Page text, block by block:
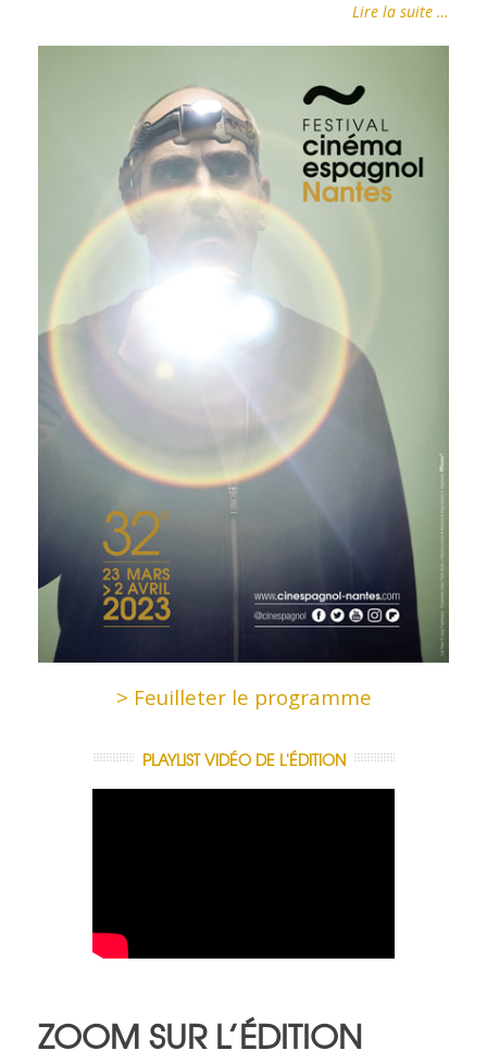
Lire la suite …
> Feuilleter le programme
PLAYLIST VIDÉO DE L'ÉDITION
ZOOM SUR L’ÉDITION